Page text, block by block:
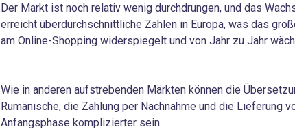
Der Markt ist noch relativ wenig durchdrungen, und das
erreicht überdurchschnittliche Zahlen in Europa, was das
am Online-Shopping widerspiegelt und von Jahr zu Jahr
Wie in anderen aufstrebenden Märkten können die
Rumänische, die Zahlung per Nachnahme und die Lieferung
Anfangsphase komplizierter sein.